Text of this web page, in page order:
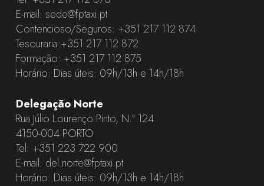
E-mail: sede@fptaxi.pt
Contencioso/Seguros: +351 217 112 874
Tesouraria:+351 217 112 872
Formação: +351 217 112 875
Horário: Dias úteis: 09h/13h e 14h/18h
Delegação Norte
Rua Júlio Lourenço Pinto, N.º 124
4150-004 PORTO
Tel: +351 223 722 900
E-mail: del.norte@fptaxi.pt
Horário: Dias úteis: 09h/13h e 14h/18h